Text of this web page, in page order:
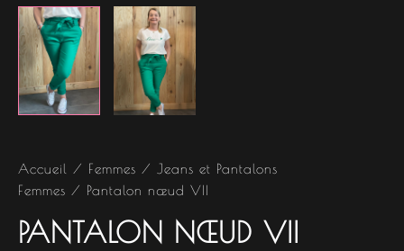
Accueil / Femmes /
Jeans et Pantalons
Femmes / Pantalon nœud VII
PANTALON NŒUD VII